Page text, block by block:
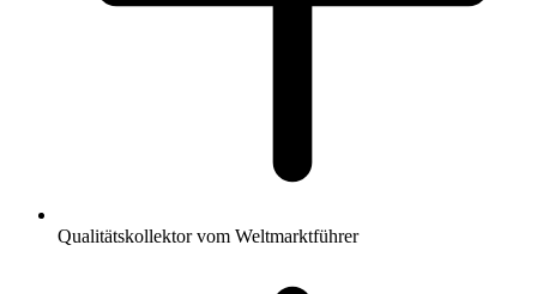
Qualitätskollektor vom Weltmarktführer